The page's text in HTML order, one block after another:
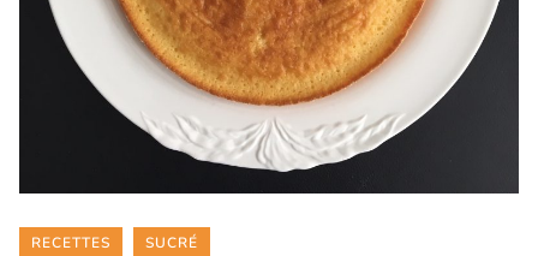
Categories
RECETTES SUCRÉ